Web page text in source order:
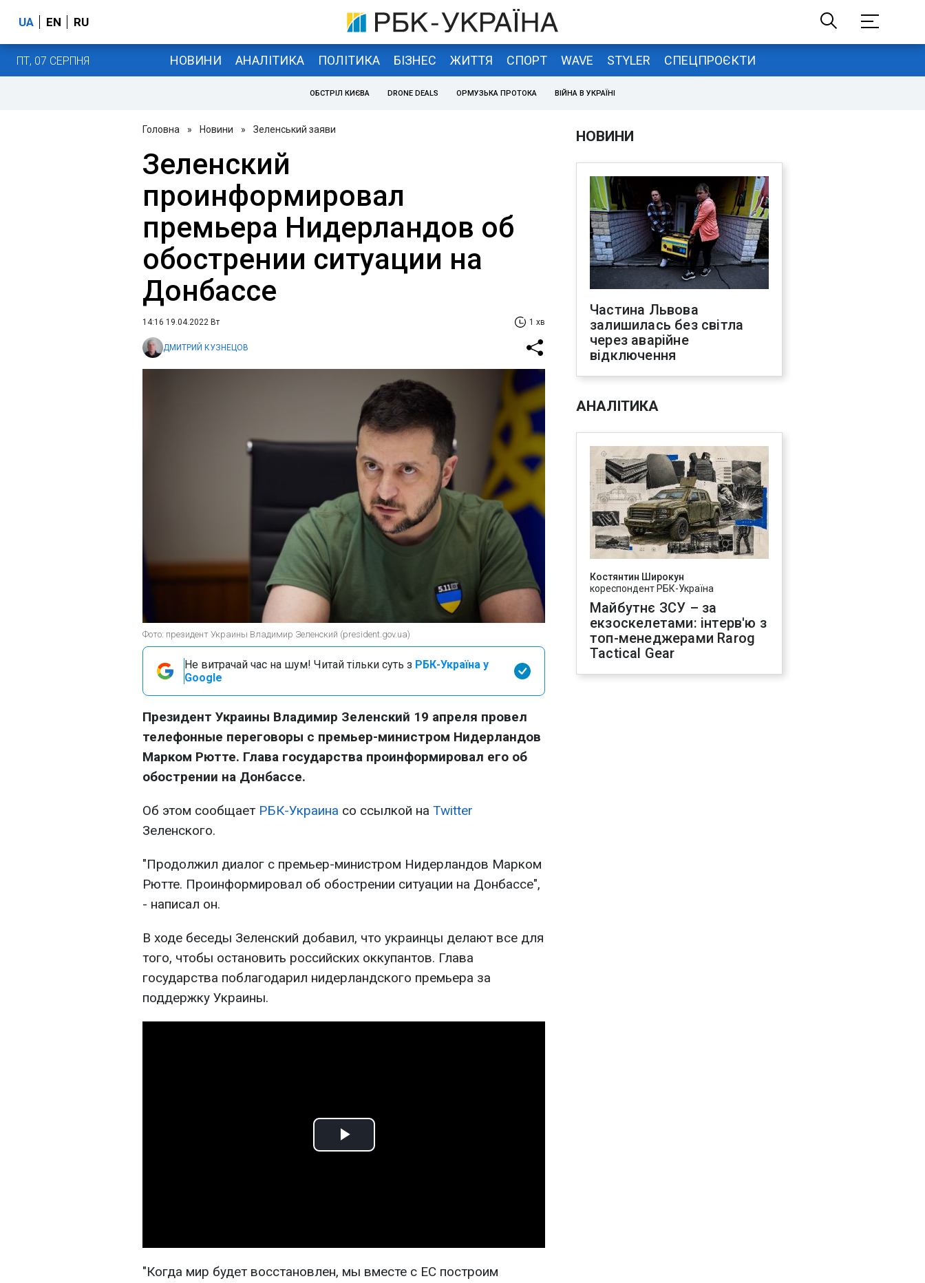
UA EN RU
ПТ, 07 СЕРПНЯ НОВИНИ АНАЛІТИКА ПОЛІТИКА БІЗНЕС ЖИТТЯ СПОРТ WAVE STYLER СПЕЦПРОЄКТИ
ОБСТРІЛ КИЄВА DRONE DEALS ОРМУЗЬКА ПРОТОКА ВІЙНА В УКРАЇНІ
Головна » Новини » Зеленський заяви
Зеленский
проинформировал
премьера Нидерландов об
обострении ситуации на
Донбассе
14:16 19.04.2022 Вт 1 хв
ДМИТРИЙ КУЗНЕЦОВ
Фото: президент Украины Владимир Зеленский (president.gov.ua)
Не витрачай час на шум! Читай тільки суть з РБК-Україна у
Google
Президент Украины Владимир Зеленский 19 апреля провел
телефонные переговоры с премьер-министром Нидерландов
Марком Рютте. Глава государства проинформировал его об
обострении на Донбассе.
Об этом сообщает РБК-Украина со ссылкой на Twitter
Зеленского.
"Продолжил диалог с премьер-министром Нидерландов Марком
Рютте. Проинформировал об обострении ситуации на Донбассе",
- написал он.
В ходе беседы Зеленский добавил, что украинцы делают все для
того, чтобы остановить российских оккупантов. Глава
государства поблагодарил нидерландского премьера за
поддержку Украины.
Play
"Когда мир будет восстановлен, мы вместе с ЕС построим
НОВИНИ
Частина Львова
залишилась без світла
через аварійне
відключення
АНАЛІТИКА
Костянтин Широкун
кореспондент РБК-Україна
Майбутнє ЗСУ – за
екзоскелетами: інтерв'ю з
топ-менеджерами Rarog
Tactical Gear